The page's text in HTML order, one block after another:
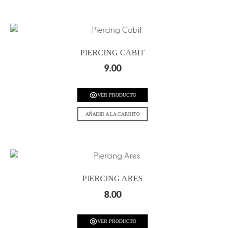
PIERCING CABIT
9.00
VER PRODUCTO
AÑADIR A LA CARRITO
PIERCING ARES
8.00
VER PRODUCTO